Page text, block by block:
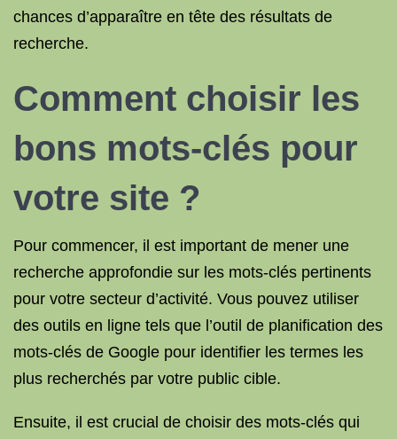
chances d’apparaître en tête des résultats de
recherche.
Comment choisir les
bons mots-clés pour
votre site ?
Pour commencer, il est important de mener une
recherche approfondie sur les mots-clés pertinents
pour votre secteur d’activité. Vous pouvez utiliser
des outils en ligne tels que l’outil de planification des
mots-clés de Google pour identifier les termes les
plus recherchés par votre public cible.
Ensuite, il est crucial de choisir des mots-clés qui